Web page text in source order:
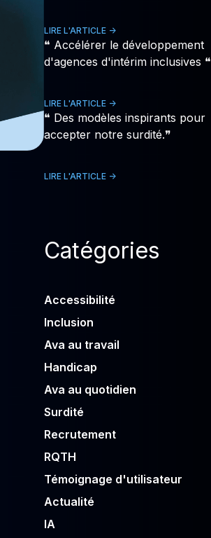
LIRE L'ARTICLE ->
❝ Accélérer le développement
d'agences d'intérim inclusives ❝
LIRE L'ARTICLE ->
❝ Des modèles inspirants pour
accepter notre surdité.❞
LIRE L'ARTICLE ->
Catégories
Accessibilité
Inclusion
Ava au travail
Handicap
Ava au quotidien
Surdité
Recrutement
RQTH
Témoignage d'utilisateur
Actualité
IA